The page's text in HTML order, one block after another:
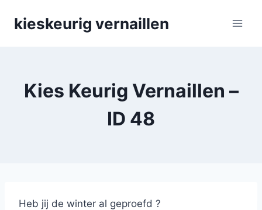
kieskeurig vernaillen
Kies Keurig Vernaillen –
ID 48
Heb jij de winter al geproefd ?